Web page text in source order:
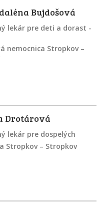
Bujdošová
lekár pre deti a dorast -
nemocnica Stropkov –
Drotárová
lekár pre dospelých
Stropkov – Stropkov